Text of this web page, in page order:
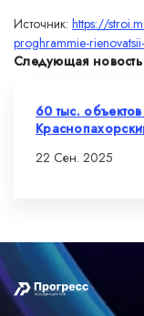
Источник: https://
proghrammie-
Следующая новость
60 тыс.
22 Сен. 2025